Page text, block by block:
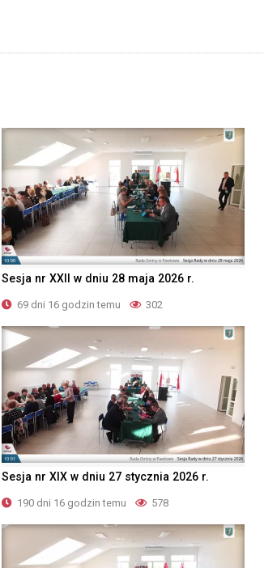
Sesja nr XXII w dniu 28 maja 2026 r.
69 dni 16 godzin temu 302
Sesja nr XIX w dniu 27 stycznia 2026 r.
190 dni 16 godzin temu 578